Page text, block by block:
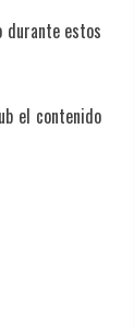
durante estos
el contenido